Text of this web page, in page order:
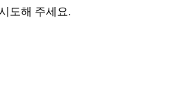
와 철도 역사를 엿볼 수도 있습니다.
5개의 담수호 때문에 이러한 이름이
도해 주세요.